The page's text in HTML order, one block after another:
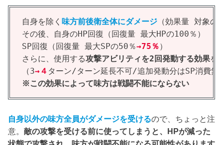
自身を除く 味方前後衛全体にダメージ （効果量 対象の
その後、自身のHP回復（回復量 最大HPの100％）
SP回復（回復量 最大SPの50％→75％ ）
さらに、使用する攻撃アビリティを2回発動する効果を
（3→４ ターン/ターン延長不可/追加発動分はSP消費無
※この効果によって味方は戦闘不能にならない
自身以外の味方全員がダメージを受けるので、ちょっと注
意。 敵の攻撃を受ける前に使ってしまうと、HPが減った